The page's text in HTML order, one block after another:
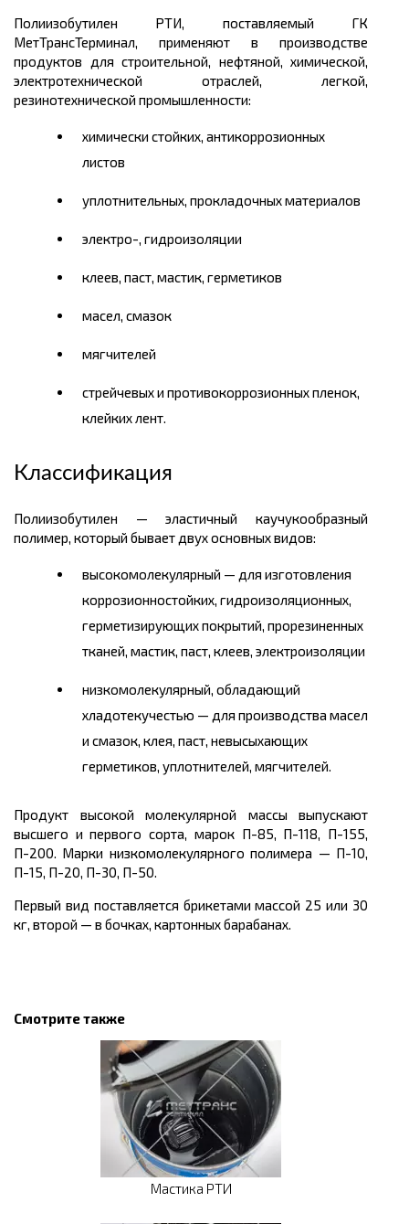
Полиизобутилен РТИ, поставляемый ГК
МетТрансТерминал, применяют в производстве
продуктов для строительной, нефтяной, химической,
электротехнической отраслей, легкой,
резинотехнической промышленности:
химически стойких, антикоррозионных
листов
уплотнительных, прокладочных материалов
электро-, гидроизоляции
клеев, паст, мастик, герметиков
масел, смазок
мягчителей
стрейчевых и противокоррозионных пленок,
клейких лент.
Классификация
Полиизобутилен — эластичный каучукообразный
полимер, который бывает двух основных видов:
высокомолекулярный — для изготовления
коррозионностойких, гидроизоляционных,
герметизирующих покрытий, прорезиненных
тканей, мастик, паст, клеев, электроизоляции
низкомолекулярный, обладающий
хладотекучестью — для производства масел
и смазок, клея, паст, невысыхающих
герметиков, уплотнителей, мягчителей.
Продукт высокой молекулярной массы выпускают
высшего и первого сорта, марок П-85, П-118, П-155,
П-200. Марки низкомолекулярного полимера — П-10,
П-15, П-20, П-30, П-50.
Первый вид поставляется брикетами массой 25 или 30
кг, второй — в бочках, картонных барабанах.
Смотрите также
Мастика РТИ